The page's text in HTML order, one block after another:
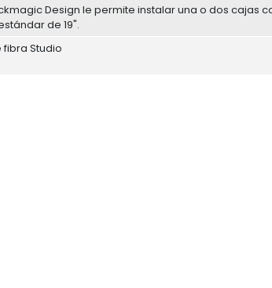
Design le permite instalar una o dos cajas
de 19".
fibra Studio